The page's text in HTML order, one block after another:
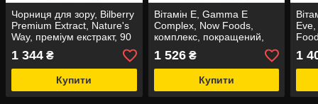
Чорниця для зору, Bilberry
Premium Extract, Nature's
Way, преміум екстракт, 90
веганських капсул
1 344 ₴
Купити
Вітамін Е, Gamma E
Complex, Now Foods,
комплекс, покращений,
120 гелевих капсул
1 526₴
Купити
120
1